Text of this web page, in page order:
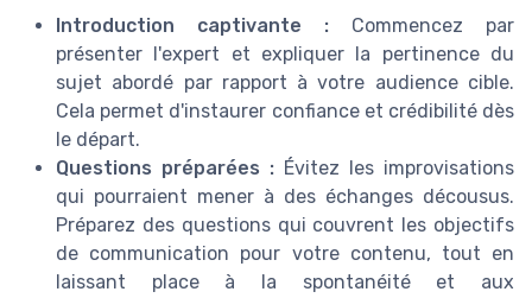
Introduction captivante : Commencez par
présenter l'expert et expliquer la pertinence du
sujet abordé par rapport à votre audience cible.
Cela permet d'instaurer confiance et crédibilité dès
le départ.
Questions préparées : Évitez les improvisations
qui pourraient mener à des échanges décousus.
Préparez des questions qui couvrent les objectifs
de communication pour votre contenu, tout en
laissant place à la spontanéité et aux